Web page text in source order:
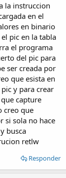
la instruccion
en el
en binario
pic en la tabla
el programa
del pic para
ser creada por
que esista en
y para crear
capture
creo que
si sola no hace
busca
retlw
Responder